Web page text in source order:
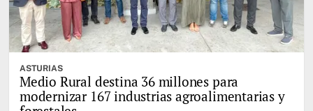
ASTURIAS
Medio Rural destina 36 millones para
modernizar 167 industrias agroalimentarias y